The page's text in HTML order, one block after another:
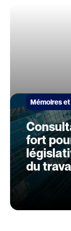
Mémoires
fort
du